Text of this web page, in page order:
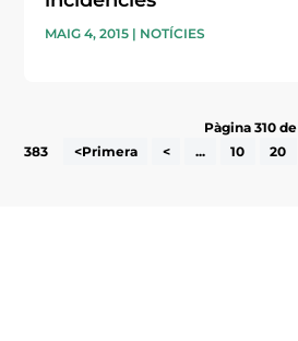
MAIG 4, 2015 | NOTÍCIES
Pàgina 310 de
383
<Primera < ... 10 20